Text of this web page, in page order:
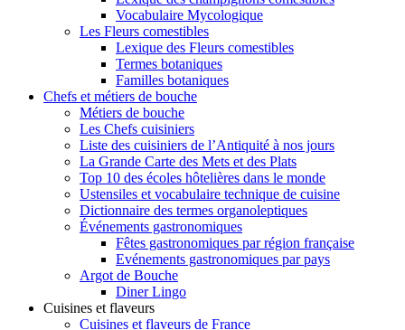
Vocabulaire Mycologique
Les Fleurs comestibles
Lexique des Fleurs comestibles
Termes botaniques
Familles botaniques
Chefs et métiers de bouche
Métiers de bouche
Les Chefs cuisiniers
Liste des cuisiniers de l’Antiquité à nos jours
La Grande Carte des Mets et des Plats
Top 10 des écoles hôtelières dans le monde
Ustensiles et vocabulaire technique de cuisine
Dictionnaire des termes organoleptiques
Événements gastronomiques
Fêtes gastronomiques par région française
Evénements gastronomiques par pays
Argot de Bouche
Diner Lingo
Cuisines et flaveurs
Cuisines et flaveurs de France